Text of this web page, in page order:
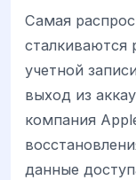
Самая
сталкиваются
учетной
выход из
компания
данные